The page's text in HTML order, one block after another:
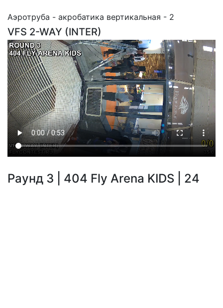
Аэротруба - акробатика вертикальная - 2
VFS 2-WAY (INTER)
Раунд 3 | 404 Fly Arena KIDS | 24